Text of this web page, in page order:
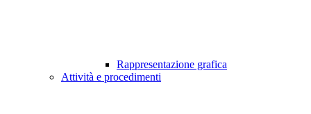
Rappresentazione grafica
Attività e procedimenti